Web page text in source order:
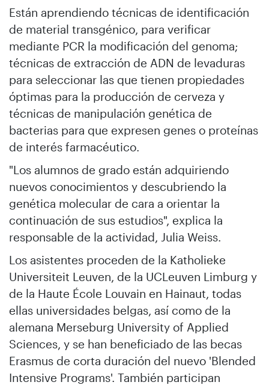
Están aprendiendo técnicas de identificación
de material transgénico, para verificar
mediante PCR la modificación del genoma;
técnicas de extracción de ADN de levaduras
para seleccionar las que tienen propiedades
óptimas para la producción de cerveza y
técnicas de manipulación genética de
bacterias para que expresen genes o proteínas
de interés farmacéutico.
"Los alumnos de grado están adquiriendo
nuevos conocimientos y descubriendo la
genética molecular de cara a orientar la
continuación de sus estudios", explica la
responsable de la actividad, Julia Weiss.
Los asistentes proceden de la Katholieke
Universiteit Leuven, de la UCLeuven Limburg y
de la Haute École Louvain en Hainaut, todas
ellas universidades belgas, así como de la
alemana Merseburg University of Applied
Sciences, y se han beneficiado de las becas
Erasmus de corta duración del nuevo 'Blended
Intensive Programs'. También participan